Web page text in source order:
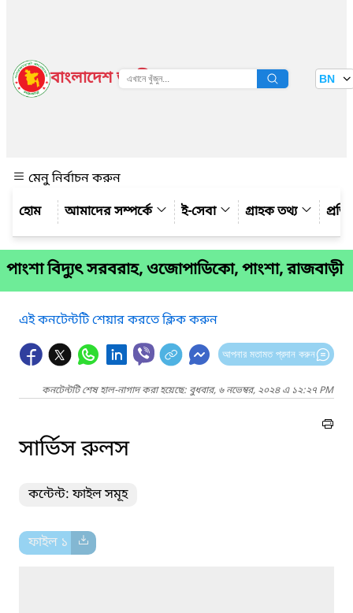
বাংলাদেশ জাতীয় তথ্য বাতায়ন BN
মেনু নির্বাচন করুন
আমাদের সম্পর্কে
ই-সেবা গ্রাহক তথ্য
পাংশা বিদ্যুৎ সরবরাহ, ওজোপাডিকো, পাংশা, রাজবাড়ী
এই কনটেন্টটি শেয়ার করতে ক্লিক করুন
আপনার মতামত প্রদান করুন
কনটেন্টটি শেষ হাল-নাগাদ করা হয়েছে: বুধবার, ৬ নভেম্বর, ২০২৪ এ ১২:২৭ PM
সার্ভিস রুলস
কন্টেন্ট: ফাইল সমূহ
ফাইল ১